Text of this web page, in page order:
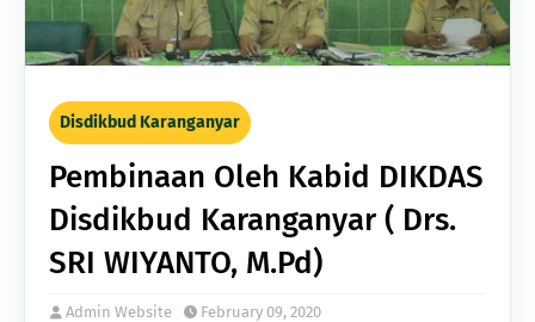
Disdikbud Karanganyar
Pembinaan Oleh Kabid DIKDAS
Disdikbud Karanganyar ( Drs.
SRI WIYANTO, M.Pd)
Admin Website February 09, 2020